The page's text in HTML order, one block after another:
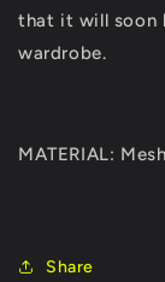
that it will soon
wardrobe.
MATERIAL: Mesh
Share